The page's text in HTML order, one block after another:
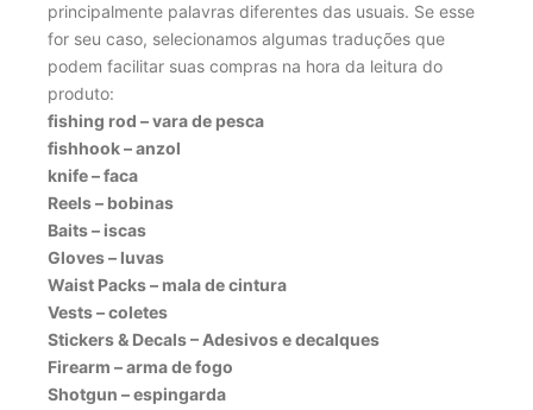
principalmente palavras diferentes das usuais. Se esse
for seu caso, selecionamos algumas traduções que
podem facilitar suas compras na hora da leitura do
produto:
fishing rod – vara de pesca
fishhook – anzol
knife – faca
Reels – bobinas
Baits – iscas
Gloves – luvas
Waist Packs – mala de cintura
Vests – coletes
Stickers & Decals – Adesivos e decalques
Firearm – arma de fogo
Shotgun – espingarda